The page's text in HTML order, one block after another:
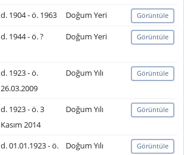
d. 1904 - ö. 1963 Doğum Yeri Görüntüle
d. 1944 - ö. ? Doğum Yeri Görüntüle
d. 1923 - ö.
26.03.2009
Doğum Yılı Görüntüle
d. 1923 - ö. 3
Kasım 2014
Doğum Yılı Görüntüle
d. 01.01.1923 - ö.
Doğum Yılı Görüntüle